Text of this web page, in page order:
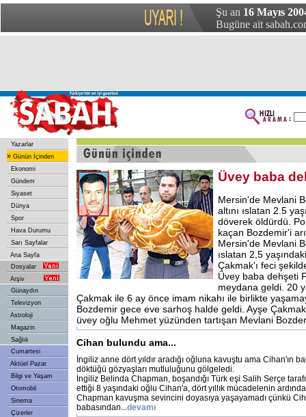
Şu an 16 Mayıs
Bugüne ait
Yazarlar
» Günün İçinden
Ekonomi
Gündem
Siyaset
Dünya
Spor
Hava Durumu
Sarı Sayfalar
Ana Sayfa
Dosyalar
Arşiv
Günaydın
Televizyon
Astroloji
Magazin
Sağlık
Cumartesi
Aktüel Pazar
Bilgi ve Yaşam
Otomobil
Sinema
Çizerler
Üvey baba
Mersin'de Mevlani
altını ıslatan 2.5
döverek öldürdü.
kaçan Bozdemir'i
Mersin'de Mevlani
ıslatan 2,5
Çakmak'ı feci
Üvey baba dehşeti
meydana geldi. 20
Çakmak ile 6 ay önce imam nikahı ile birlikte
Bozdemir gece eve sarhoş halde geldi. Ayşe
üvey oğlu Mehmet yüzünden tartışan Mevlani
Cihan bulundu ama...
İngiliz anne dört yıldır aradığı oğluna kavuştu ama Cihan'ın
döktüğü gözyaşları mutluluğunu gölgeledi.
İngiliz Belinda Chapman, boşandığı Türk eşi Salih Serçe
ettiği 8 yaşındaki oğlu Cihan'a, dört yıllık mücadelenin
Chapman kavuşma sevincini doyasıya yaşayamadı çünkü
babasından...devamı